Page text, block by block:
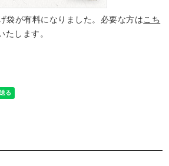
袋が有料になりました。必要な方はこち
たします。